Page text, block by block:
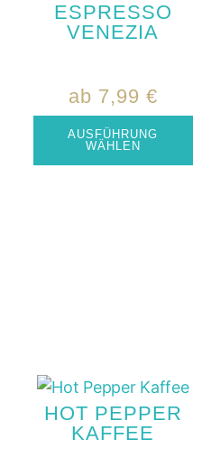
ESPRESSO
VENEZIA
ab 7,99 €
AUSFÜHRUNG
WÄHLEN
HOT PEPPER
KAFFEE